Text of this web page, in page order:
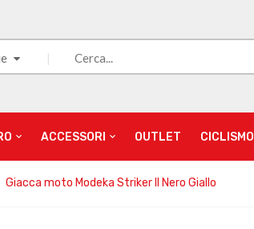
ACCESSORI OUTLET CICLISMO
Giacca moto Modeka Striker II Nero Giallo